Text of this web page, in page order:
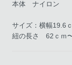
本体 ナイロン
サイズ：横幅
紐の長さ 62ｃｍ